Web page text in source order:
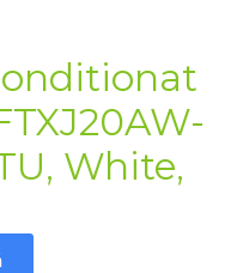
White,